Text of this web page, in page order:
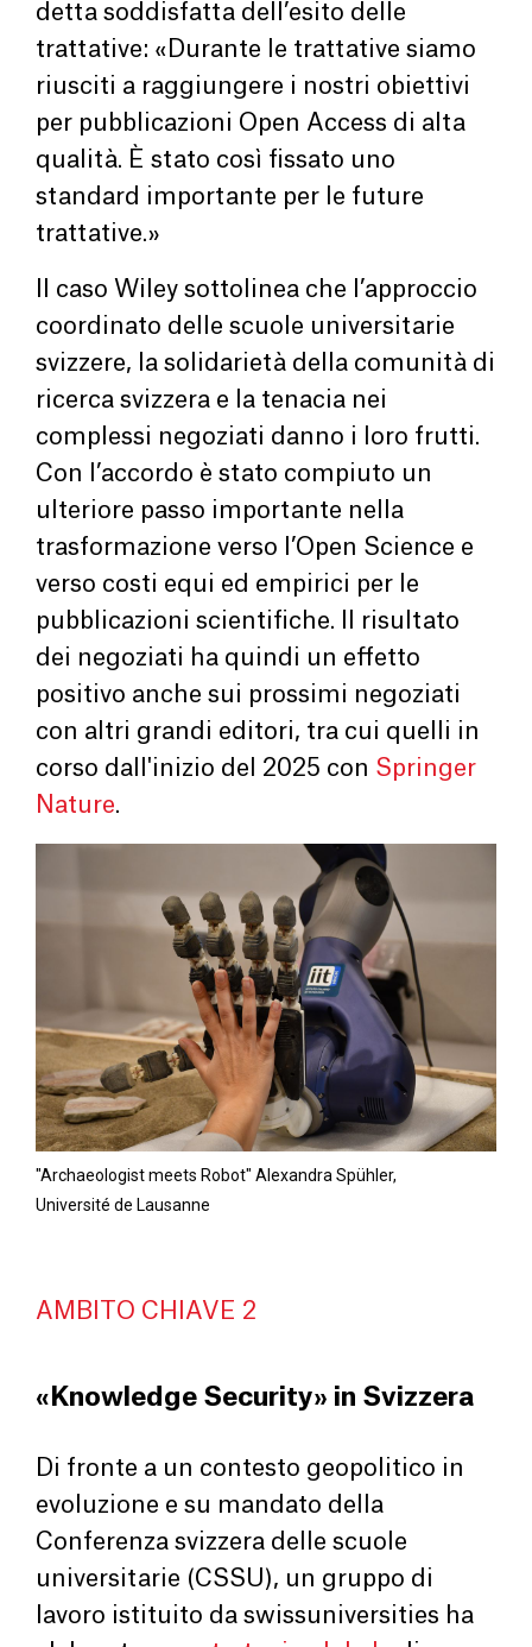
detta soddisfatta dell’esito delle
trattative: «Durante le trattative siamo
riusciti a raggiungere i nostri obiettivi
per pubblicazioni Open Access di alta
qualità. È stato così fissato uno
standard importante per le future
trattative.»
Il caso Wiley sottolinea che l’approccio
coordinato delle scuole universitarie
svizzere, la solidarietà della comunità di
ricerca svizzera e la tenacia nei
complessi negoziati danno i loro frutti.
Con l’accordo è stato compiuto un
ulteriore passo importante nella
trasformazione verso l’Open Science e
verso costi equi ed empirici per le
pubblicazioni scientifiche. Il risultato
dei negoziati ha quindi un effetto
positivo anche sui prossimi negoziati
con altri grandi editori, tra cui quelli in
corso dall'inizio del 2025 con Springer
Nature.
"Archaeologist meets Robot" Alexandra Spühler,
Université de Lausanne
AMBITO CHIAVE 2
«Knowledge Security» in Svizzera
Di fronte a un contesto geopolitico in
evoluzione e su mandato della
Conferenza svizzera delle scuole
universitarie (CSSU), un gruppo di
lavoro istituito da swissuniversities ha